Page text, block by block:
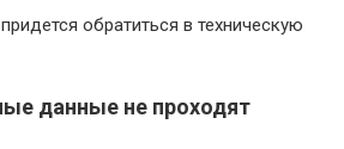
обратиться в техническую
данные не проходят